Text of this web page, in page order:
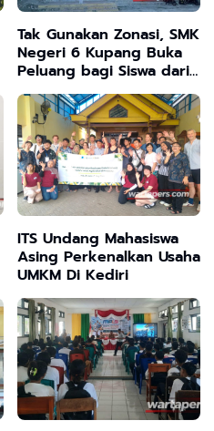
Tak Gunakan Zonasi, SMK
Negeri 6 Kupang Buka
Peluang bagi Siswa dari
Berbagai Daerah
ITS Undang Mahasiswa
Asing Perkenalkan Usaha
UMKM Di Kediri